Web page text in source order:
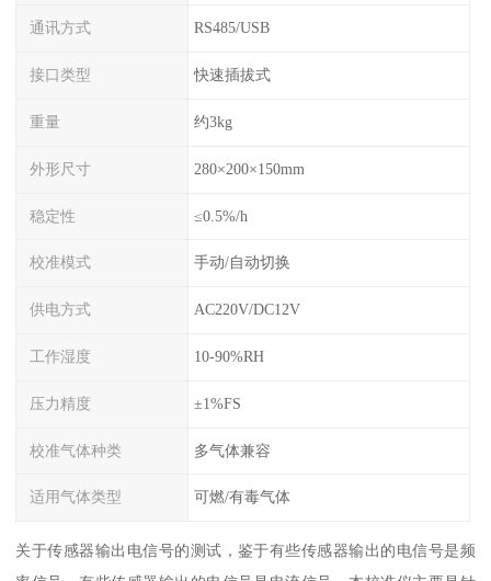
通讯方式 RS485/USB
接口类型 快速插拔式
重量 约3kg
外形尺寸 280×200×150mm
稳定性 ≤0.5%/h
校准模式 手动/自动切换
供电方式 AC220V/DC12V
工作湿度 10-90%RH
压力精度 ±1%FS
校准气体种类 多气体兼容
适用气体类型 可燃/有毒气体
关于传感器输出电信号的测试，鉴于有些传感器输出的电信号是频